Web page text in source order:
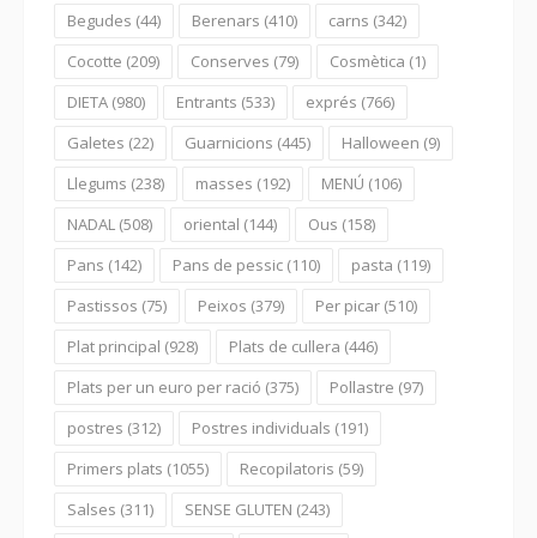
Begudes (44) Berenars (410) carns (342)
Cocotte (209) Conserves (79) Cosmètica (1)
DIETA (980) Entrants (533) exprés (766)
Galetes (22) Guarnicions (445) Halloween (9)
Llegums (238) masses (192) MENÚ (106)
NADAL (508) oriental (144) Ous (158)
Pans (142) Pans de pessic (110) pasta (119)
Pastissos (75) Peixos (379) Per picar (510)
Plat principal (928) Plats de cullera (446)
Plats per un euro per ració (375) Pollastre (97)
postres (312) Postres individuals (191)
Primers plats (1055) Recopilatoris (59)
Salses (311) SENSE GLUTEN (243)